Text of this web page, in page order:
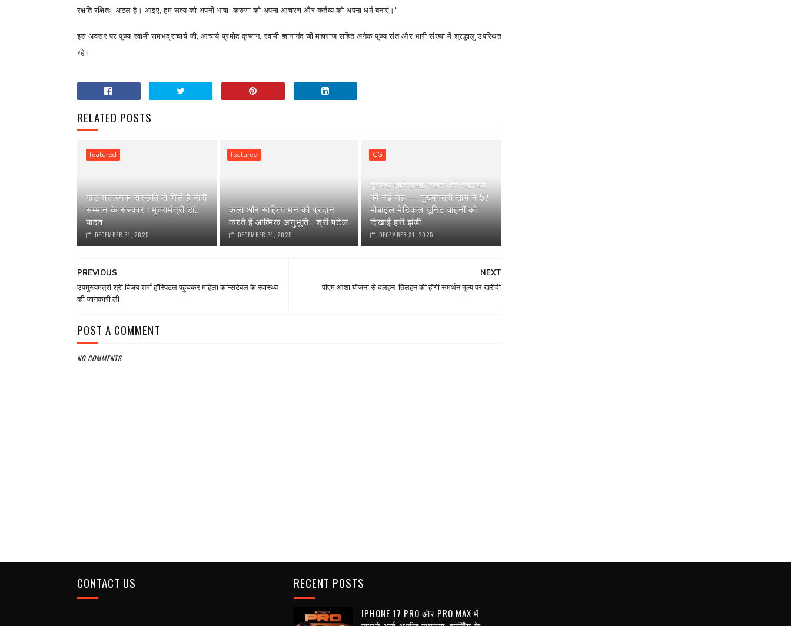
रक्षति रक्षितः' अटल है। आइए,हम सत्य को अपनी भाषा,करुणा को अपना आचरण और कर्तव्य को अपना धर्म बनाएं।"
इस अवसर पर पूज्य स्वामी रामभद्राचार्य जी,आचार्य प्रमोद कृष्णन,स्वामी ज्ञानानंद जी महाराज सहित अनेक पूज्य संत और भारी संख्या में श्रद्धालु उपस्थित
रहे।
RELATED POSTS
featured
मातृ सत्तात्मक संस्कृति से मिले हैं नारी
सम्मान के संस्कार : मुख्यमंत्री डॉ.
यादव
DECEMBER 31, 2025
featured
कला और साहित्य मन को प्रदान
करते हैं आत्मिक अनुभूति : श्री पटेल
DECEMBER 31, 2025
CG
दूरस्थ आदिवासी अंचलों को स्वास्थ्य
की नई राह — मुख्यमंत्री साय ने 57
मोबाइल मेडिकल यूनिट वाहनों को
दिखाई हरी झंडी
DECEMBER 31, 2025
NEXT
पीएम आशा योजना से दलहन-तिलहन की होगी समर्थन मूल्य पर खरीदी
PREVIOUS
उपमुख्यमंत्री श्री विजय शर्मा हॉस्पिटल पहुंचकर महिला कांन्सटेबल के स्वास्थ्य
की जानकारी ली
POST A COMMENT
NO COMMENTS
CONTACT US RECENT POSTS
IPHONE 17 PRO और PRO MAX में